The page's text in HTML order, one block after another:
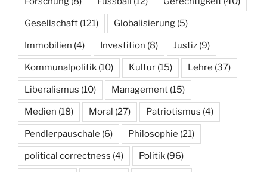
Gesellschaft (121) Globalisierung (5)
Immobilien (4) Investition (8) Justiz (9)
Kommunalpolitik (10) Kultur (15) Lehre (37)
Liberalismus (10) Management (15)
Medien (18) Moral (27) Patriotismus (4)
Pendlerpauschale (6) Philosophie (21)
political correctness (4) Politik (96)